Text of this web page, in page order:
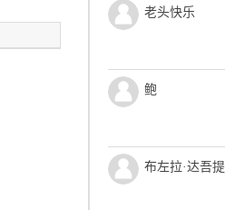
老头快乐
鲍
布左拉·达吾提